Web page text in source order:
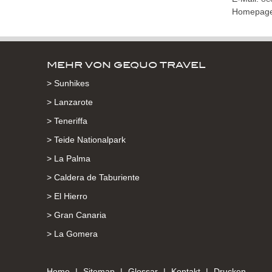
MEHR VON GEQUO TRAVEL
> Sunhikes
> Lanzarote
> Teneriffa
> Teide Nationalpark
> La Palma
> Caldera de Taburiente
> El Hierro
> Gran Canaria
> La Gomera